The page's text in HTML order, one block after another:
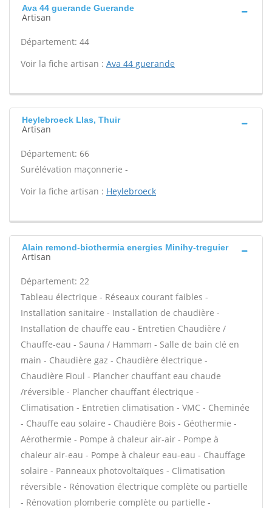
Ava 44 guerande Guerande
Artisan
Département: 44
Voir la fiche artisan : Ava 44 guerande
Heylebroeck Llas, Thuir
Artisan
Département: 66
Surélévation maçonnerie -
Voir la fiche artisan : Heylebroeck
Alain remond-biothermia energies Minihy-treguier
Artisan
Département: 22
Tableau électrique - Réseaux courant faibles -
Installation sanitaire - Installation de chaudière -
Installation de chauffe eau - Entretien Chaudière /
Chauffe-eau - Sauna / Hammam - Salle de bain clé en
main - Chaudière gaz - Chaudière électrique -
Chaudière Fioul - Plancher chauffant eau chaude
/réversible - Plancher chauffant électrique -
Climatisation - Entretien climatisation - VMC - Cheminée
- Chauffe eau solaire - Chaudière Bois - Géothermie -
Aérothermie - Pompe à chaleur air-air - Pompe à
chaleur air-eau - Pompe à chaleur eau-eau - Chauffage
solaire - Panneaux photovoltaïques - Climatisation
réversible - Rénovation électrique complète ou partielle
- Rénovation plomberie complète ou partielle -